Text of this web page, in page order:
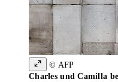
© AFP
Charles und Camilla